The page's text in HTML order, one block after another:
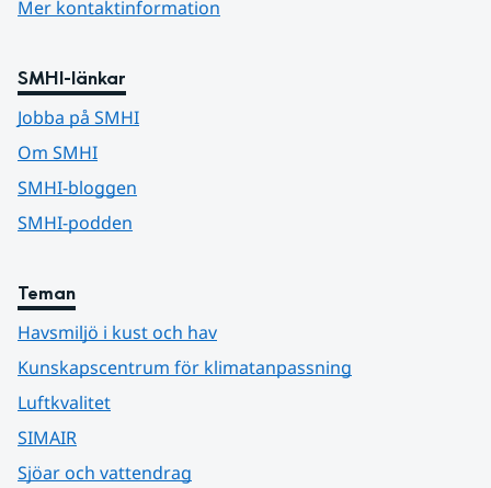
Mer kontaktinformation
SMHI-länkar
Jobba på SMHI
Om SMHI
SMHI-bloggen
SMHI-podden
Teman
Havsmiljö i kust och hav
Kunskapscentrum för klimatanpassning
Luftkvalitet
SIMAIR
Sjöar och vattendrag